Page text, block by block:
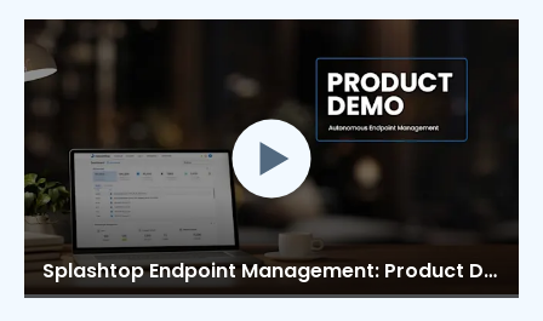
Splashtop Endpoint Management: Product Demo Microsite